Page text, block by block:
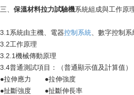
三、 保溫材料拉力試驗機系統組成與工作原
3.1系統由主機、電器控制系統 、數字控制
3.2工作原理
3.2.1機械傳動原理
3.4普通測試項目：（普通顯示值及計算值）
●拉伸應力 ●拉伸強度
●扯斷強度 ●扯斷伸長率